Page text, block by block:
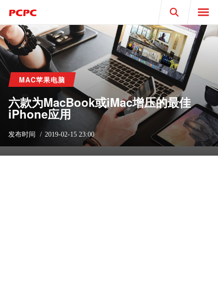
Search
MAC苹果电脑
六款为MacBook或iMac增压的最佳
iPhone应用
发布时间 2019-02-15 23:00